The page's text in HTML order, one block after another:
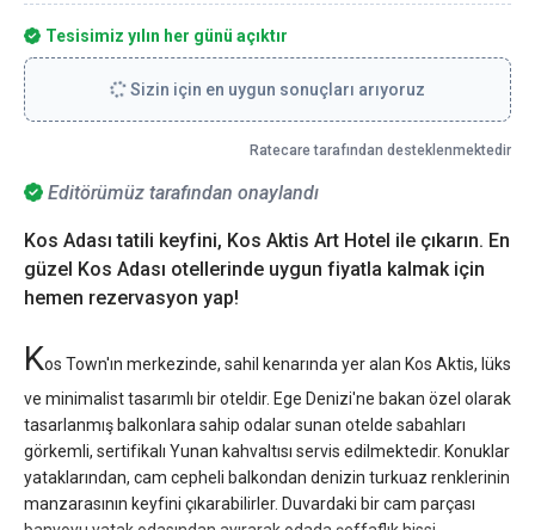
Editörümüz tarafından onaylandı
Kos Adası tatili keyfini, Kos Aktis Art Hotel ile çıkarın. En
güzel Kos Adası otellerinde uygun fiyatla kalmak için
hemen rezervasyon yap!
Kos Town'ın merkezinde, sahil kenarında yer alan Kos Aktis, lüks
ve minimalist tasarımlı bir oteldir. Ege Denizi'ne bakan özel olarak
tasarlanmış balkonlara sahip odalar sunan otelde sabahları
görkemli, sertifikalı Yunan kahvaltısı servis edilmektedir. Konuklar
yataklarından, cam cepheli balkondan denizin turkuaz renklerinin
manzarasının keyfini çıkarabilirler. Duvardaki bir cam parçası
Tesisimiz yılın her günü açıktır
Sizin için en uygun sonuçları arıyoruz
Ratecare tarafından desteklenmektedir